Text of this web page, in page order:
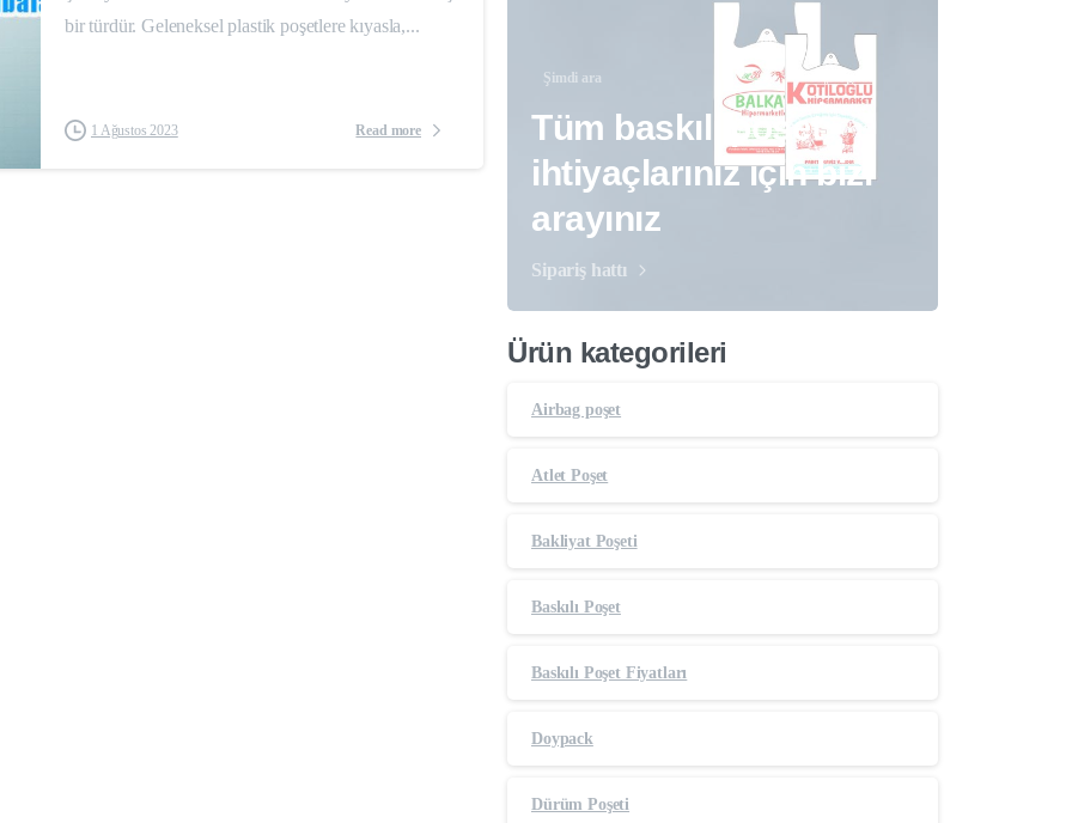
bir türdür. Geleneksel plastik poşetlere kıyasla,...
1 Ağustos 2023 Read more
Şimdi ara
Tüm baskılı poşet
ihtiyaçlarınız için bizi
arayınız
Sipariş hattı
Ürün kategorileri
Airbag poşet
Atlet Poşet
Bakliyat Poşeti
Baskılı Poşet
Baskılı Poşet Fiyatları
Doypack
Dürüm Poşeti